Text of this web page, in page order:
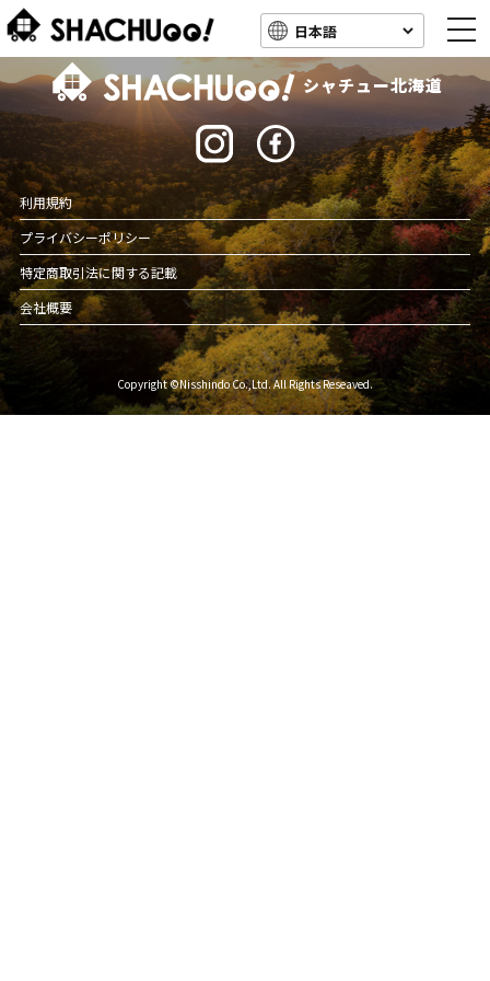
北海道キャンピングカー車中泊スポット情報
シャチュー北海道
利用規約
プライバシーポリシー
特定商取引法に関する記載
会社概要
Copyright ©Nisshindo Co.,Ltd. All Rights Reseaved.